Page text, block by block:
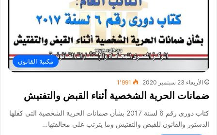
مكتبة القانون
الأربعاء 23 سبتمبر 2020 1٬991
ضمانات الحرية الشخصية أثناء القبض والتفتيش
كتاب دورى رقم 6 لسنة 2017 بشأن ضمانات الحرية الشخصية التى كفلها
الدستور والقانون للقبض والتفتيش وما يترتب على مخالفتها…